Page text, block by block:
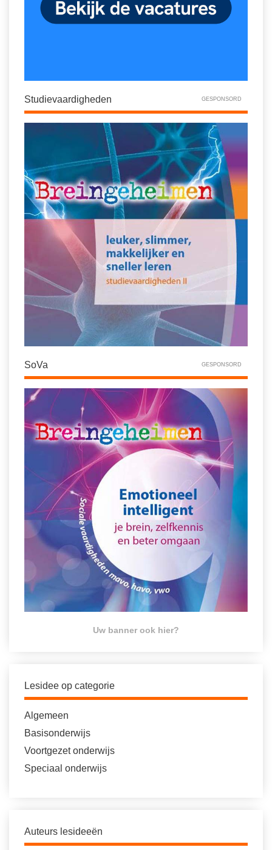
Studievaardigheden GESPONSORD
SoVa GESPONSORD
Uw banner ook hier?
Lesidee op categorie
Algemeen
Basisonderwijs
Voortgezet onderwijs
Speciaal onderwijs
Auteurs lesideeën